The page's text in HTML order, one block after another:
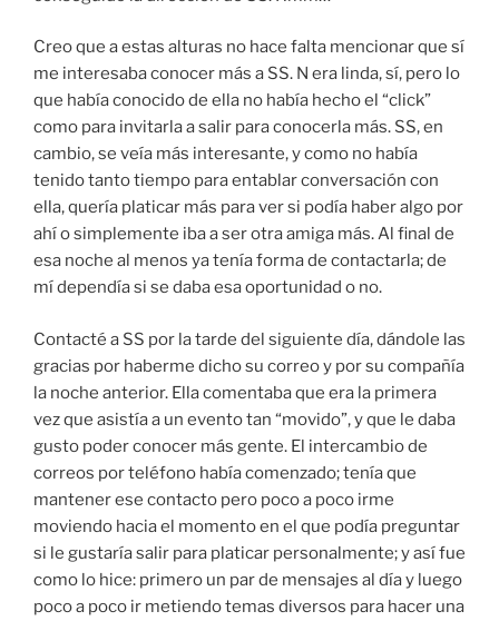
Creo que a estas alturas no hace falta mencionar que sí
me interesaba conocer más a SS. N era linda, sí, pero lo
que había conocido de ella no había hecho el “click”
como para invitarla a salir para conocerla más. SS, en
cambio, se veía más interesante, y como no había
tenido tanto tiempo para entablar conversación con
ella, quería platicar más para ver si podía haber algo por
ahí o simplemente iba a ser otra amiga más. Al final de
esa noche al menos ya tenía forma de contactarla; de
mí dependía si se daba esa oportunidad o no.
Contacté a SS por la tarde del siguiente día, dándole las
gracias por haberme dicho su correo y por su compañía
la noche anterior. Ella comentaba que era la primera
vez que asistía a un evento tan “movido”, y que le daba
gusto poder conocer más gente. El intercambio de
correos por teléfono había comenzado; tenía que
mantener ese contacto pero poco a poco irme
moviendo hacia el momento en el que podía preguntar
si le gustaría salir para platicar personalmente; y así fue
como lo hice: primero un par de mensajes al día y luego
poco a poco ir metiendo temas diversos para hacer una